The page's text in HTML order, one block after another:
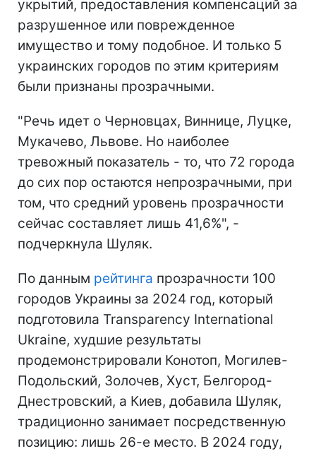
укрытий, предоставления компенсаций за
разрушенное или поврежденное
имущество и тому подобное. И только 5
украинских городов по этим критериям
были признаны прозрачными.
"Речь идет о Черновцах, Виннице, Луцке,
Мукачево, Львове. Но наиболее
тревожный показатель - то, что 72 города
до сих пор остаются непрозрачными, при
том, что средний уровень прозрачности
сейчас составляет лишь 41,6%", -
подчеркнула Шуляк.
По данным рейтинга прозрачности 100
городов Украины за 2024 год, который
подготовила Transparency International
Ukraine, худшие результаты
продемонстрировали Конотоп, Могилев-
Подольский, Золочев, Хуст, Белгород-
Днестровский, а Киев, добавила Шуляк,
традиционно занимает посредственную
позицию: лишь 26-е место. В 2024 году,